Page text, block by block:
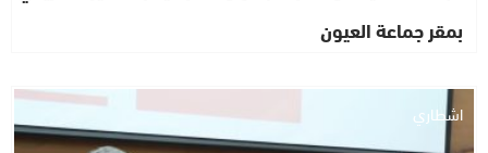
بمقر جماعة العيون
اشطاري